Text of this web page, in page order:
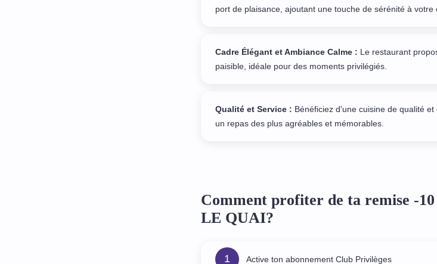
port de plaisance, ajoutant une touche de sérénité à votre
Cadre Élégant et Ambiance Calme : Le restaurant
paisible, idéale pour des moments privilégiés.
Qualité et Service : Bénéficiez d'une cuisine de qualité
un repas des plus agréables et mémorables.
Comment profiter de ta remise -
LE QUAI?
1 Active ton abonnement Club Privilèges